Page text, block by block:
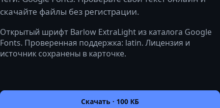
скачайте файлы без регистрации.
Открытый шрифт Barlow ExtraLight из каталога Google
Fonts. Проверенная поддержка: latin. Лицензия и
источник сохранены в карточке.
Скачать · 100 КБ